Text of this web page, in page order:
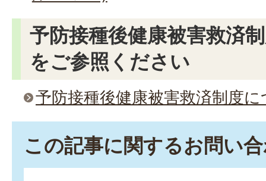
予防接種後健康被害救済
をご参照ください
予防接種後健康被害救済制度
この記事に関するお問い